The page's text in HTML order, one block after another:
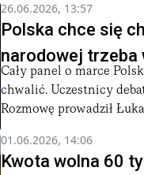
26.06.2026, 13:57
Polska chce się
narodowej trzeba
Cały panel o marce
chwalić. Uczestnicy
Rozmowę prowadził
01.06.2026, 14:06
Kwota wolna 60